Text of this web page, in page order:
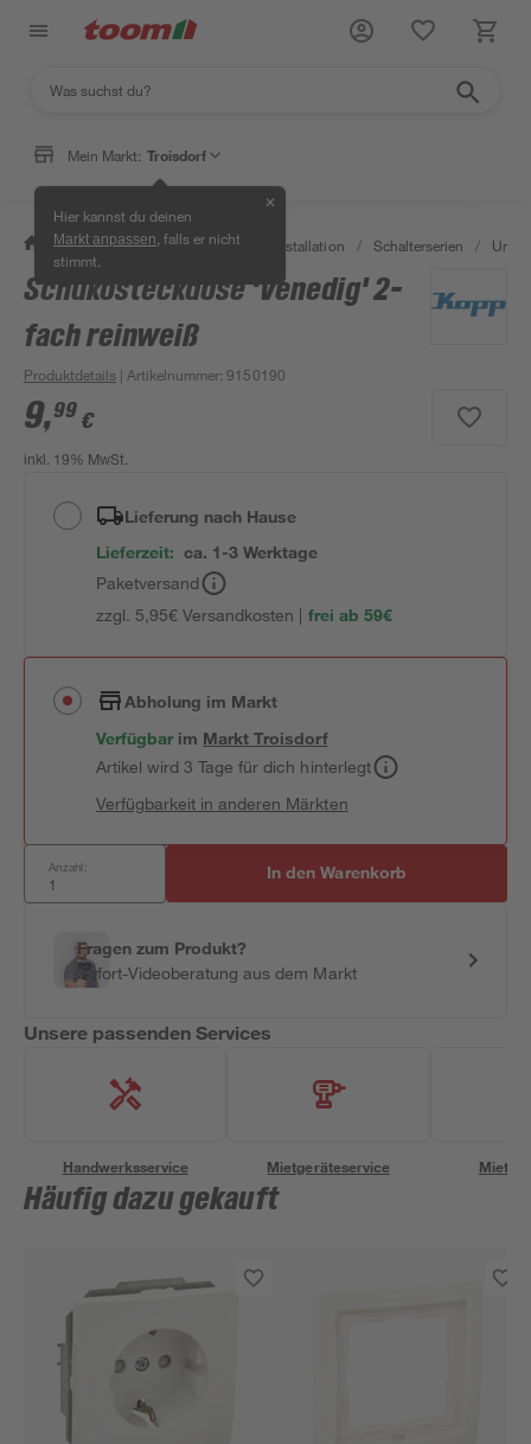
Mein Markt: Troisdorf
Hier kannst du deinen
Markt anpassen , falls er nicht
stimmt.
✕
/ Bauen & Renovieren / Elektroinstallation / Schalterserien /
Schukosteckdose 'Venedig' 2-
fach reinweiß
Produktdetails | Artikelnummer:9150190
9,99 €
inkl. 19% MwSt.
Lieferung nach Hause
Lieferzeit: ca. 1-3 Werktage
Paketversand
zzgl. 5,95€ Versandkosten | frei ab 59€
Abholung im Markt
Verfügbar im MarktTroisdorf
Artikel wird 3 Tage für dich hinterlegt
Verfügbarkeit in anderen Märkten
Anzahl: In den Warenkorb
Fragen zum Produkt?
Sofort-Videoberatung aus dem Markt
Unsere passenden Services
Handwerksservice Mietgeräteservice
Häufig dazu gekauft